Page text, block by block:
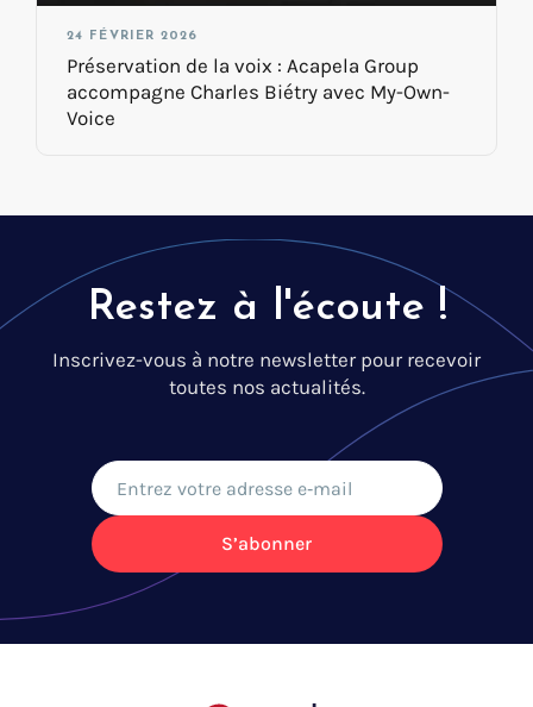
24 FÉVRIER 2026
Préservation de la voix : Acapela Group
accompagne Charles Biétry avec My-Own-
Voice
Restez à l'écoute !
Inscrivez-vous à notre newsletter pour recevoir
toutes nos actualités.
S’abonner